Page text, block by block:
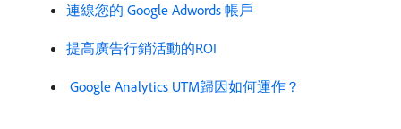
連線您的 Google Adwords 帳戶
提高廣告行銷活動的ROI
​ Google Analytics UTM歸因如何運作？